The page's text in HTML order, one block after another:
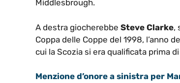
Middlesbrough.
A destra giocherebbe Steve Clarke,
Coppa delle Coppe del 1998, l’anno
cui la Scozia si era qualificata prima
Menzione d’onore a sinistra per